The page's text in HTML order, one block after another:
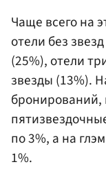
Чаще всего на
отели без
(25%), отели
звезды (13%).
бронирований,
по 3%, а на
1%.